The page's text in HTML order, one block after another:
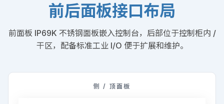
前后面板接口布局
前面板 IP69K 不锈钢面板嵌入控制台，后部位于控制柜内 /
干区，配备标准工业 I/O 便于扩展和维护。
侧 / 顶面板